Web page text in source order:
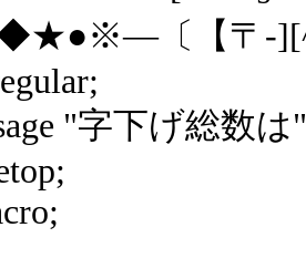
◆★●※―〔【〒-
"字下げ総数